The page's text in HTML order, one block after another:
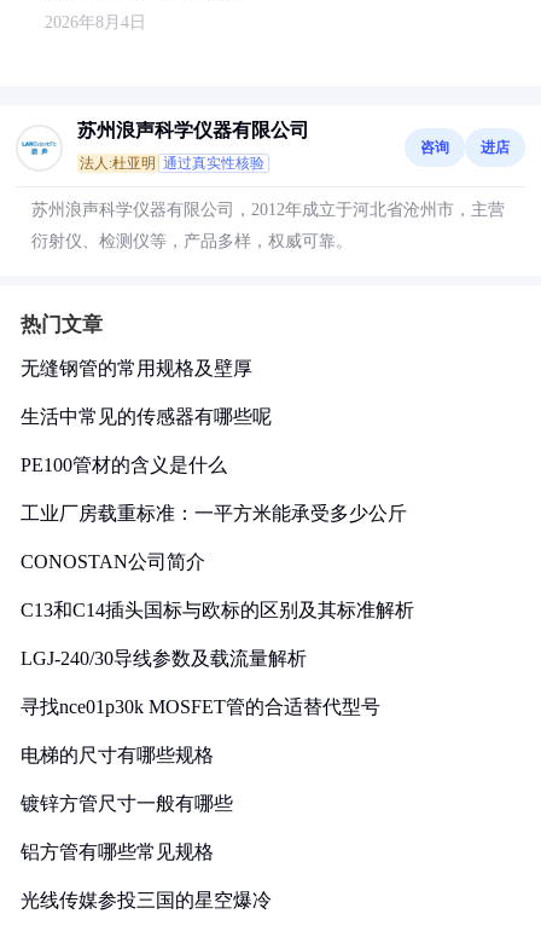
2026年8月4日
苏州浪声科学仪器有限公司
法人:杜亚明 通过真实性核验
咨询 进店
苏州浪声科学仪器有限公司，2012年成立于河北省沧州市，主营
衍射仪、检测仪等，产品多样，权威可靠。
热门文章
无缝钢管的常用规格及壁厚
生活中常见的传感器有哪些呢
PE100管材的含义是什么
工业厂房载重标准：一平方米能承受多少公斤
CONOSTAN公司简介
C13和C14插头国标与欧标的区别及其标准解析
LGJ-240/30导线参数及载流量解析
寻找nce01p30k MOSFET管的合适替代型号
电梯的尺寸有哪些规格
镀锌方管尺寸一般有哪些
铝方管有哪些常见规格
光线传媒参投三国的星空爆冷